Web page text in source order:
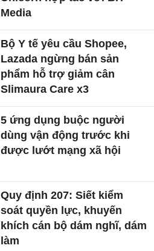
Media
Bộ Y tế yêu cầu Shopee,
Lazada ngừng bán sản
phẩm hỗ trợ giảm cân
Slimaura Care x3
5 ứng dụng buộc người
dùng vận động trước khi
được lướt mạng xã hội
Quy định 207: Siết kiểm
soát quyền lực, khuyến
khích cán bộ dám nghĩ, dám
làm